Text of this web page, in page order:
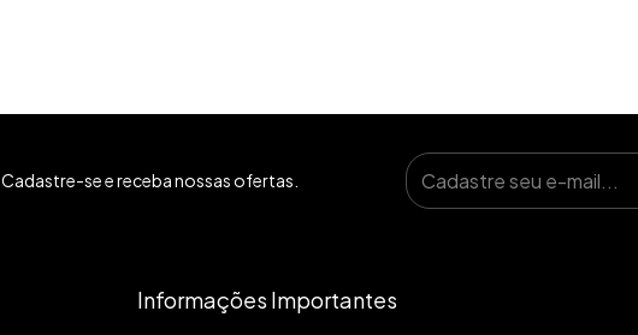
Cadastre-se e receba nossas ofertas.
Informações Importantes